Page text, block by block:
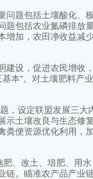
题包括土壤酸化、板
题包括农业氮磷排放
增加，农田净收益减
设，促进农民增收
本”。对土壤肥料产
，设定联盟发展三大
土壤改良与生态修
粪便资源优化利用，
、改土、培肥、用水
链。瞄准农产品产业